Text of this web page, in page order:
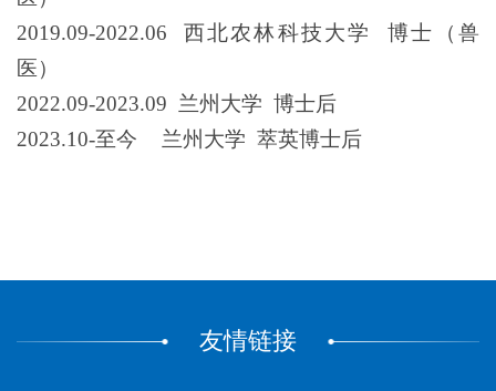
2019.09-2022.06 西北农林科技大学 博士（兽
医）
2022.09-2023.09 兰州大学 博士后
2023.10-至今
兰州大学 萃英博士后
友情链接